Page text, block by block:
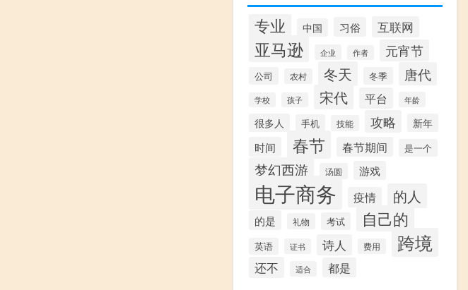
专业 中国 习俗 互联网
亚马逊 企业 作者 元宵节
公司 农村 冬天 冬季 唐代
学校 孩子 宋代 平台 年龄
很多人 手机 技能 攻略 新年
时间 春节 春节期间 是一个
梦幻西游 汤圆 游戏
电子商务 疫情 的人
的是 礼物 考试 自己的
英语 证书 诗人 费用 跨境
还不 适合 都是